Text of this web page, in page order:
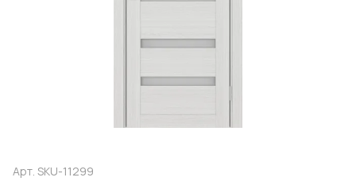
Арт. SKU-11299